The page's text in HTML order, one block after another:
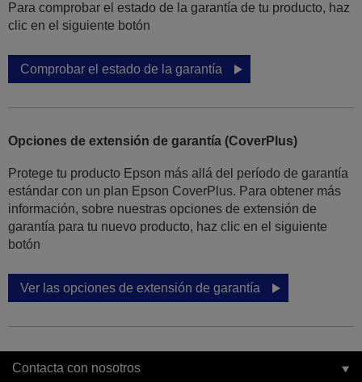
Para comprobar el estado de la garantía de tu producto, haz
clic en el siguiente botón
Comprobar el estado de la garantía
Opciones de extensión de garantía (CoverPlus)
Protege tu producto Epson más allá del período de garantía
estándar con un plan Epson CoverPlus. Para obtener más
información, sobre nuestras opciones de extensión de
garantía para tu nuevo producto, haz clic en el siguiente
botón
Ver las opciones de extensión de garantía
Contacta con nosotros